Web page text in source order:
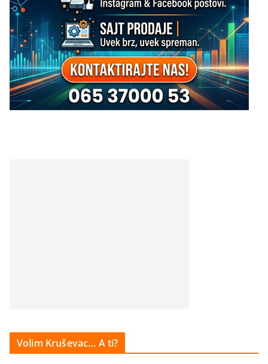
Volim Kruševac… A ti?